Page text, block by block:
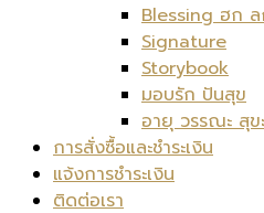
Blessing ฮก
Signature
Storybook
มอบรัก ปันสุข
อายุ วรรณะ สุข
การสั่งซื้อและชำระเงิน
แจ้งการชำระเงิน
ติดต่อเรา